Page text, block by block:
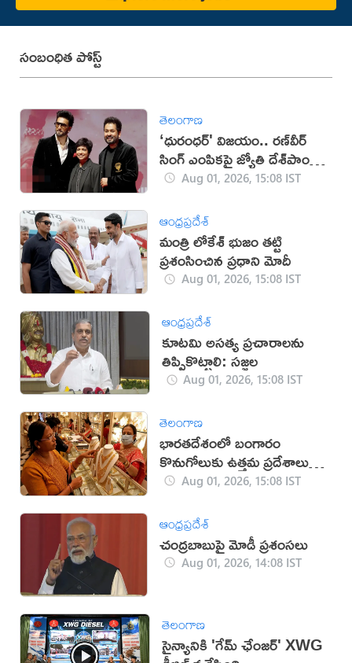
సంబంధిత పోస్ట్
తెలంగాణ
‘ధురంధర్' విజయం.. రణ్‌వీర్
సింగ్ ఎంపికపై జ్యోతి దేశ్‌పాండే
కీలక విషయాలు వెల్లడి
Aug 01, 2026, 15:08 IST
ఆంధ్రప్రదేశ్
మంత్రి లోకేశ్ భుజం తట్టి
ప్రశంసించిన ప్రధాని మోదీ
Aug 01, 2026, 15:08 IST
ఆంధ్రప్రదేశ్
కూటమి అసత్య ప్రచారాలను
తిప్పికొట్టాలి: సజ్జల
Aug 01, 2026, 15:08 IST
తెలంగాణ
భారతదేశంలో బంగారం
కొనుగోలుకు ఉత్తమ ప్రదేశాలు
ఇవే!Aug 01, 2026, 15:08 IST
ఆంధ్రప్రదేశ్
చంద్రబాబుపై మోడీ ప్రశంసలు
Aug 01, 2026, 14:08 IST
తెలంగాణ
సైన్యానికి 'గేమ్ ఛేంజర్' XWG